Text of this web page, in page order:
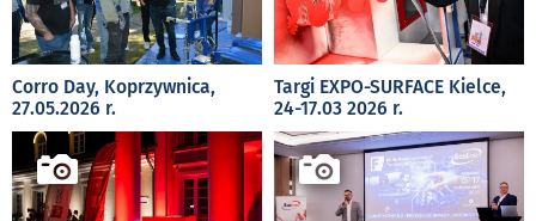
Corro Day, Koprzywnica,
27.05.2026 r.
Targi EXPO-SURFACE Kielce,
24-17.03 2026 r.